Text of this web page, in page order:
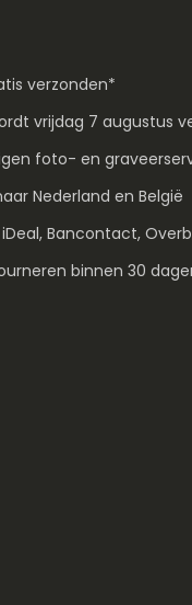
verzonden*
vrijdag 7 augustus
foto- en
Nederland en België
Bancontact,
binnen 30